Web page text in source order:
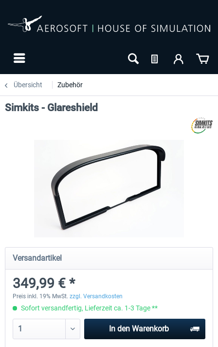
Übersicht Zubehör
Honeycomb - Flight Sim USB Hub
49,99 € *
-27
Simkits - Glareshield
Versandartikel
349,99 € *
Preis inkl. 19% MwSt. zzgl. Versandkosten
Sofort versandfertig, Lieferzeit ca. 1-3 Tage **
In den Warenkorb